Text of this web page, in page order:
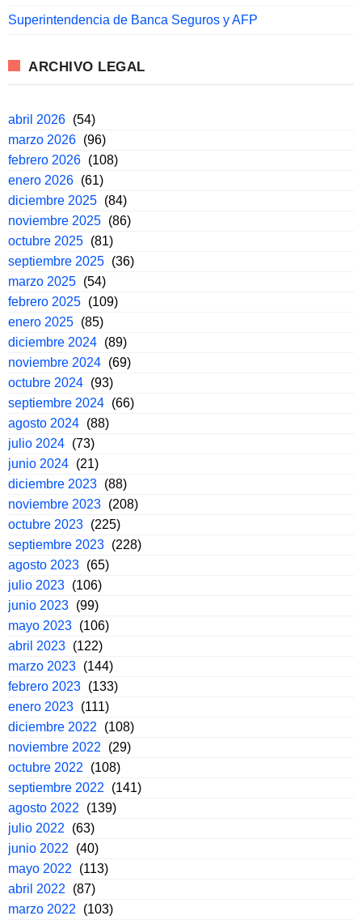
Superintendencia de Banca Seguros y AFP
ARCHIVO LEGAL
abril 2026 (54)
marzo 2026 (96)
febrero 2026 (108)
enero 2026 (61)
diciembre 2025 (84)
noviembre 2025 (86)
octubre 2025 (81)
septiembre 2025 (36)
marzo 2025 (54)
febrero 2025 (109)
enero 2025 (85)
diciembre 2024 (89)
noviembre 2024 (69)
octubre 2024 (93)
septiembre 2024 (66)
agosto 2024 (88)
julio 2024 (73)
junio 2024 (21)
diciembre 2023 (88)
noviembre 2023 (208)
octubre 2023 (225)
septiembre 2023 (228)
agosto 2023 (65)
julio 2023 (106)
junio 2023 (99)
mayo 2023 (106)
abril 2023 (122)
marzo 2023 (144)
febrero 2023 (133)
enero 2023 (111)
diciembre 2022
(108)
noviembre 2022
(29)
octubre 2022
(108)
septiembre 2022
(141)
agosto 2022
(139)
julio 2022
(63)
junio 2022
(40)
mayo 2022
(113)
abril 2022
(87)
marzo 2022
(103)